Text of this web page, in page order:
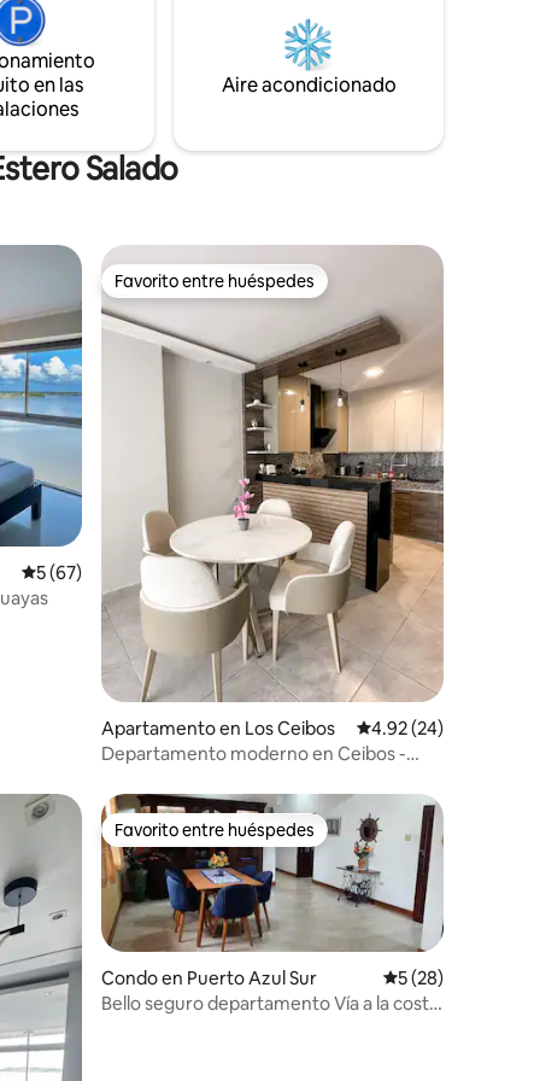
lounge. The building offers a swimming
pool, BBQ areas, free parking, and 24/7
en las
Aire acondicionado
Salado
Calificación promedio: 5 de 5, 67 reseñas
5 (67)
Favorito entre huéspedes
Favorito entre huéspedes
Apartamento en Los Ceibos Calificación
4.92 (24)
Departamento moderno en Ceibos -
Favorito entre huéspedes
Favorito entre huéspedes
Condo en Puerto Azul Sur Calificación
5 (28)
Bello seguro departamento Vía a la costa